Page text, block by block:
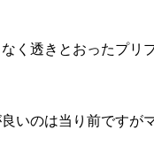
く透きとおったプリ
いのは当り前ですが